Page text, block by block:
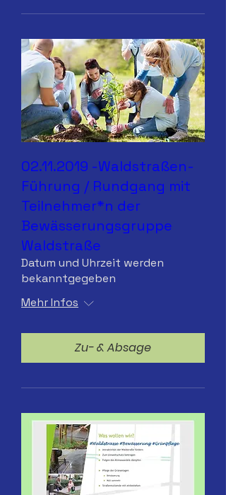
02.11.2019 -Waldstraßen-
Führung / Rundgang mit
Teilnehmer*n der
Bewässerungsgruppe
Waldstraße
Datum und Uhrzeit werden
bekanntgegeben
Mehr Infos
Zu- & Absage